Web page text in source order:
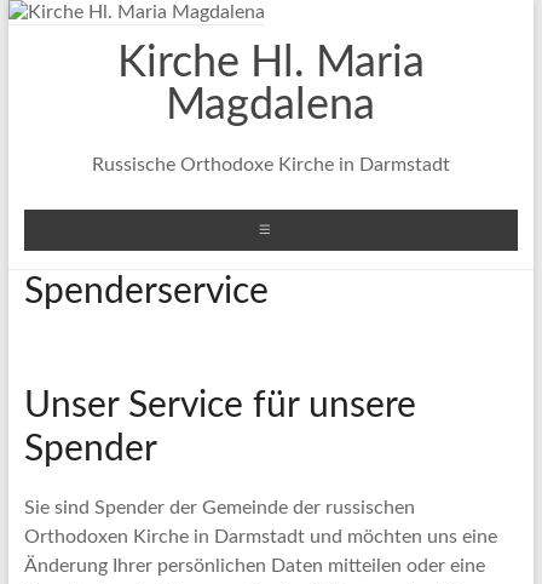
Zum
Kirche Hl. Maria
Magdalena
Russische Orthodoxe Kirche in Darmstadt
Spenderservice
Unser Service für unsere
Spender
Sie sind Spender der Gemeinde der russischen
Orthodoxen Kirche in Darmstadt und möchten uns eine
Änderung Ihrer persönlichen Daten mitteilen oder eine